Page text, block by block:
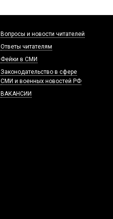
Вопросы и новости читателей
Ответы читателям
Фейки в СМИ
Законодательство в сфере
СМИ и военных новостей РФ
ВАКАНСИИ